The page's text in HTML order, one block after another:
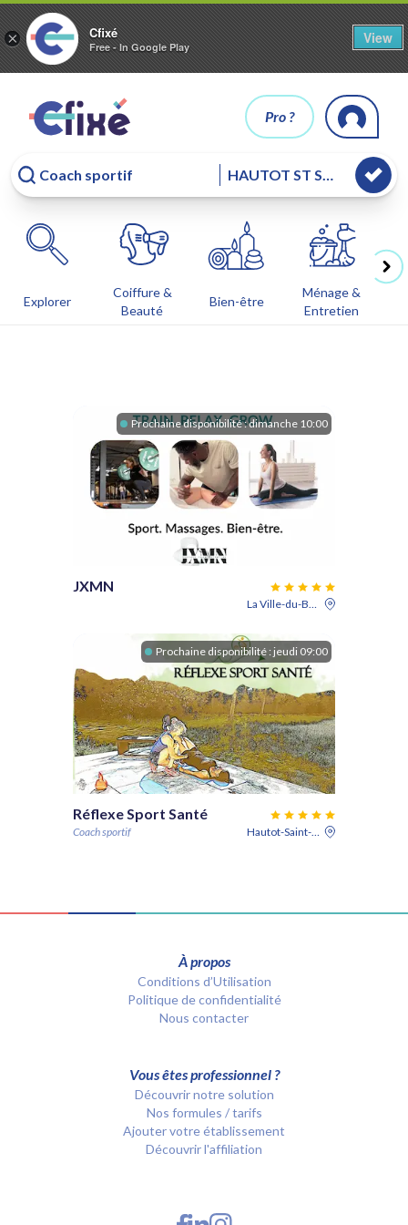
× Cfixé
Free - In Google Play
View
Pro ?
Explorer
Coiffure &
Beauté
Bien-être
Ménage &
Entretien
Prochaine disponibilité :dimanche 10:00
JXMN
La Ville-du-Bois
Prochaine disponibilité : jeudi 09:00
Réflexe Sport Santé
Coach sportif Hautot-Saint-Sulpice
À propos
Conditions d’Utilisation
Politique de confidentialité
Nous contacter
Vous êtes professionnel ?
Découvrir notre solution
Nos formules / tarifs
Ajouter votre établissement
Découvrir l'affiliation